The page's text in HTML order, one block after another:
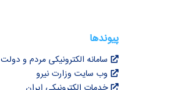
پیوندها
سامانه الکترونیکی مردم و دولت
وب سایت وزارت نیرو